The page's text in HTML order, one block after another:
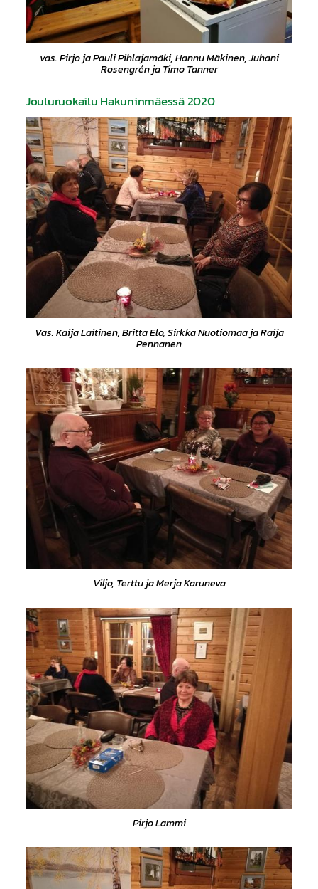
vas. Pirjo ja Pauli Pihlajamäki, Hannu Mäkinen, Juhani
Rosengrén ja Timo Tanner
Jouluruokailu Hakuninmäessä 2020
Vas. Kaija Laitinen, Britta Elo, Sirkka Nuotiomaa ja Raija
Pennanen
Viljo, Terttu ja Merja Karuneva
Pirjo Lammi